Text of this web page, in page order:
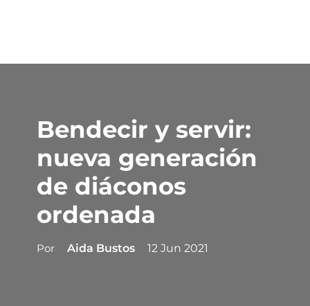
Bendecir y servir:
nueva generación
de diáconos
ordenada
Por Aida Bustos 12 Jun 2021